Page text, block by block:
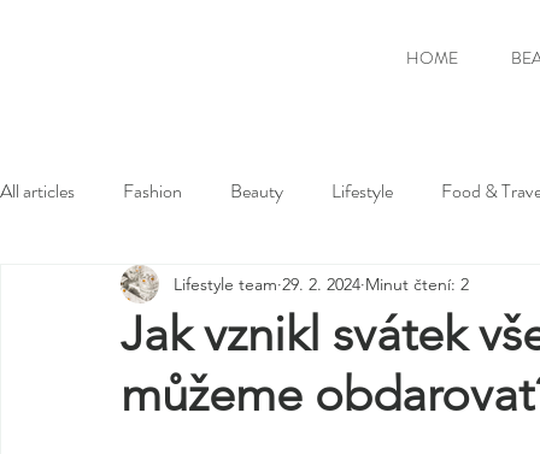
HOME
All articles Fashion Beauty Lifestyle Food &
Jak vznikl svátek
můžeme
Lifestyle team 29. 2. 2024 Minut čtení: 2